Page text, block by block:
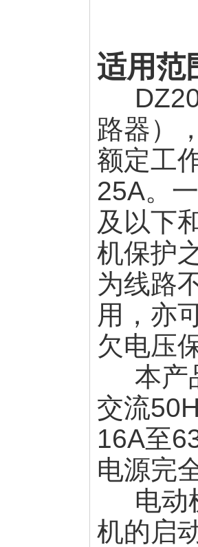
适用范
DZ20
路器）
额定工
25A。
及以下
机保护
为线路
用，亦
欠电压
本产
交流
16A至
电源完
电动
机的启